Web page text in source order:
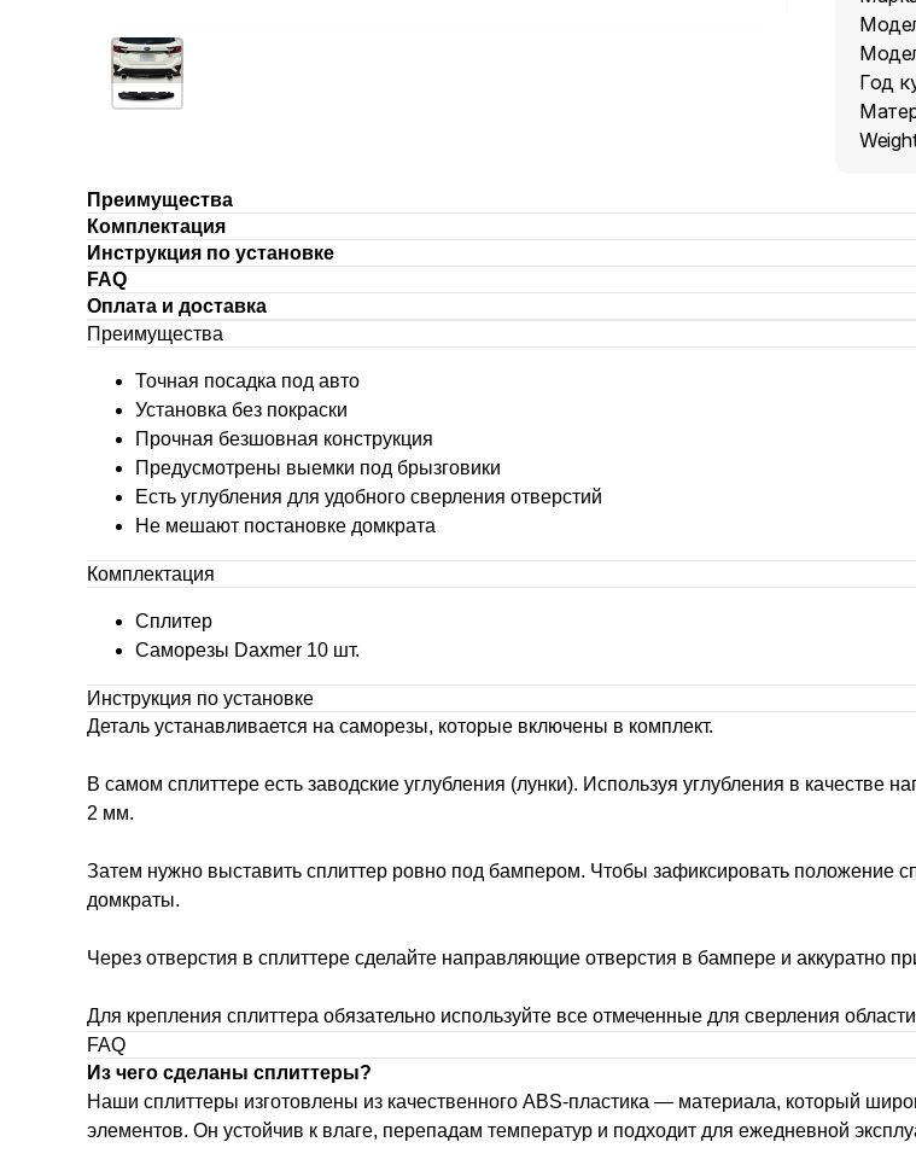
Год
Преимущества
Комплектация
Инструкция по установке
FAQ
Оплата и доставка
Преимущества
Точная посадка под авто
Установка без покраски
Прочная безшовная конструкция
Предусмотрены выемки под брызговики
Есть углубления для удобного сверления отверстий
Не мешают постановке домкрата
Комплектация
Сплитер
Саморезы Daxmer 10 шт.
Инструкция по установке
Деталь устанавливается на саморезы, которые включены в комплект.
В самом сплиттере есть заводские углубления (лунки). Используя углубления в
2 мм.
Затем нужно выставить сплиттер ровно под бампером. Чтобы зафиксировать положение
домкраты.
Через отверстия в сплиттере сделайте направляющие отверстия в бампере и аккуратно
Для крепления сплиттера обязательно используйте все отмеченные для сверления
FAQ
Из чего сделаны сплиттеры?
Наши сплиттеры изготовлены из качественного ABS-пластика — материала, который
элементов. Он устойчив к влаге, перепадам температур и подходит для ежедневной